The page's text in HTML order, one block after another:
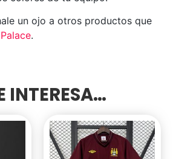
un ojo a otros productos que
.
INTERESA…